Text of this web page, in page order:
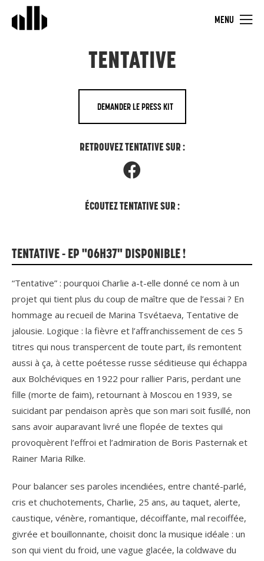
MENU
TENTATIVE
DEMANDER LE PRESS KIT
RETROUVEZ TENTATIVE SUR :
ÉCOUTEZ TENTATIVE SUR :
TENTATIVE - EP "06H37" DISPONIBLE !
“Tentative” : pourquoi Charlie a-t-elle donné ce nom à un
projet qui tient plus du coup de maître que de l’essai ? En
hommage au recueil de Marina Tsvétaeva, Tentative de
jalousie. Logique : la fièvre et l’affranchissement de ces 5
titres qui nous transpercent de toute part, ils remontent
aussi à ça, à cette poétesse russe séditieuse qui échappa
aux Bolchéviques en 1922 pour rallier Paris, perdant une
fille (morte de faim), retournant à Moscou en 1939, se
suicidant par pendaison après que son mari soit fusillé, non
sans avoir auparavant livré une flopée de textes qui
provoquèrent l’effroi et l’admiration de Boris Pasternak et
Rainer Maria Rilke.
Pour balancer ses paroles incendiées, entre chanté-parlé,
cris et chuchotements, Charlie, 25 ans, au taquet, alerte,
caustique, vénère, romantique, décoiffante, mal recoiffée,
givrée et bouillonnante, choisit donc la musique idéale : un
son qui vient du froid, une vague glacée, la coldwave du